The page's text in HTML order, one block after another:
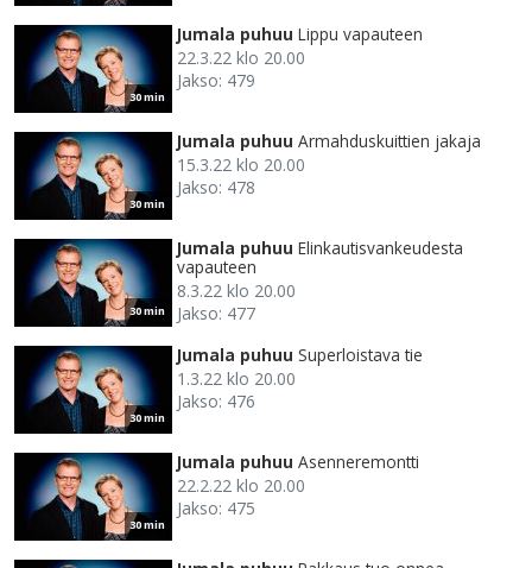
30 min
Jumala puhuu Lippu vapauteen
22.3.22 klo 20.00
Jakso: 479
30 min
Jumala puhuu Armahduskuittien jakaja
15.3.22 klo 20.00
Jakso: 478
30 min
Jumala puhuu Elinkautisvankeudesta
vapauteen
8.3.22 klo 20.00
Jakso: 477
30 min
Jumala puhuu Superloistava tie
1.3.22 klo 20.00
Jakso: 476
30 min
Jumala puhuu Asenneremontti
22.2.22 klo 20.00
Jakso: 475